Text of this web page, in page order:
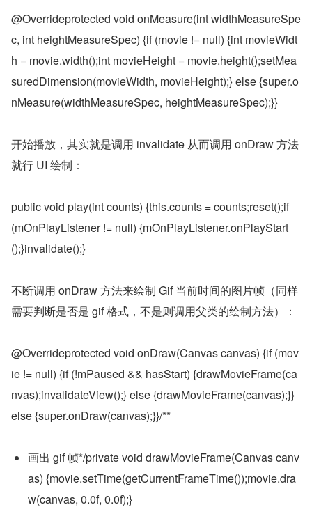
@Overrideprotected void onMeasure(int widthMeasureSpe
c, int heightMeasureSpec) {if (movie != null) {int movieWidt
h = movie.width();int movieHeight = movie.height();setMea
suredDimension(movieWidth, movieHeight);} else {super.o
nMeasure(widthMeasureSpec, heightMeasureSpec);}}
开始播放，其实就是调用 invalidate 从而调用 onDraw 方法
就行 UI 绘制：
public void play(int counts) {this.counts = counts;reset();if
(mOnPlayListener != null) {mOnPlayListener.onPlayStart
();}invalidate();}
不断调用 onDraw 方法来绘制 Gif 当前时间的图片帧（同样
需要判断是否是 gif 格式，不是则调用父类的绘制方法）：
@Overrideprotected void onDraw(Canvas canvas) {if (mov
ie != null) {if (!mPaused && hasStart) {drawMovieFrame(ca
nvas);invalidateView();} else {drawMovieFrame(canvas);}}
else {super.onDraw(canvas);}}/**
画出 gif 帧*/private void drawMovieFrame(Canvas canv
as) {movie.setTime(getCurrentFrameTime());movie.dra
w(canvas, 0.0f, 0.0f);}